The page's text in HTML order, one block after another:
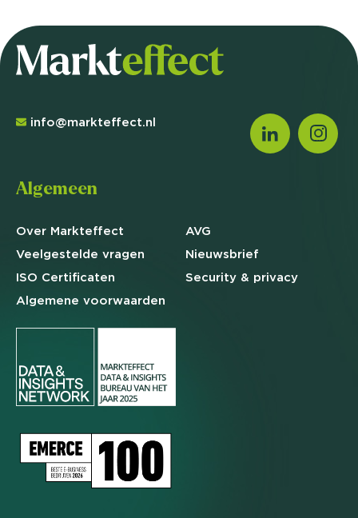
info@markteffect.nl
Algemeen
Over Markteffect
Veelgestelde vragen
ISO Certificaten
Algemene voorwaarden
AVG
Nieuwsbrief
Security & privacy